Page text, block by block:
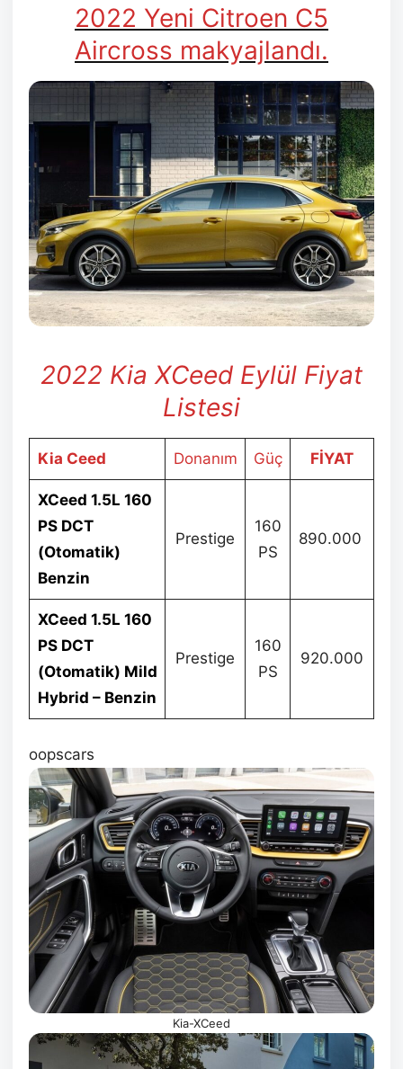
2022 Yeni Citroen C5
Aircross makyajlandı.
2022 Kia XCeed Eylül Fiyat
Listesi
Kia Ceed Donanım Güç FİYAT
XCeed 1.5L 160
PS DCT
(Otomatik)
Benzin
Prestige
160
PS
890.000
XCeed 1.5L 160
PS DCT
(Otomatik) Mild
Hybrid – Benzin
Prestige
160
PS
920.000
oopscars
Kia-XCeed